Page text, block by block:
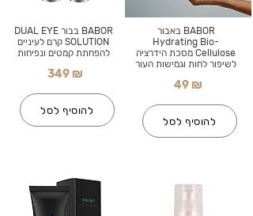
BABOR בבור DUAL EYE
SOLUTION קרם לעיניים
להפחתת קמטים ונפיחות
349 ₪
להוסיף לסל
BABOR באבור
Hydrating Bio-
Cellulose מסכת הידרציה
לשיפור לחות וגמישות העור
49 ₪
להוסיף לסל